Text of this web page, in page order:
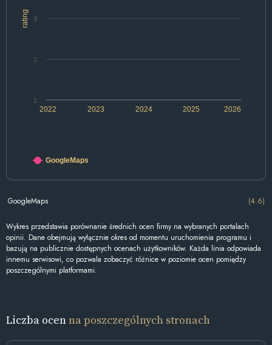
rating
2022 2024 2026
2023 2025
1
2
3
GoogleMaps
GoogleMaps (4.6)
Wykres przedstawia porównanie średnich ocen firmy na wybranych portalach
opinii. Dane obejmują wyłącznie okres od momentu uruchomienia programu i
bazują na publicznie dostępnych ocenach użytkowników. Każda linia odpowiada
innemu serwisowi, co pozwala zobaczyć różnice w poziomie ocen pomiędzy
poszczególnymi platformami.
Liczba ocenna poszczególnych stronach